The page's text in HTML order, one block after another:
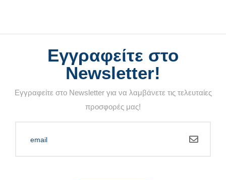
Εγγραφείτε στο
Newsletter!
Εγγραφείτε στο Newsletter για να λαμβάνετε τις τελευταίες
προσφορές μας!